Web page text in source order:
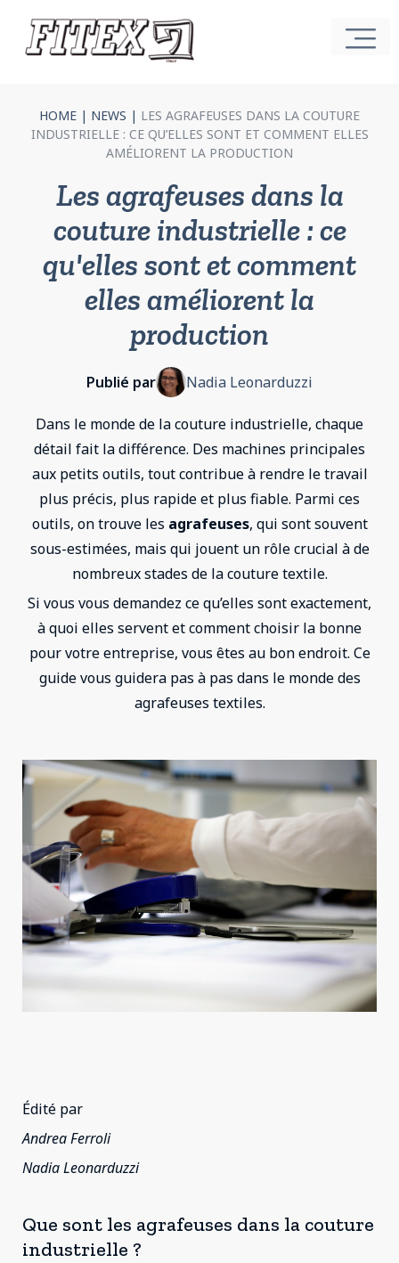
HOME | NEWS | LES AGRAFEUSES DANS LA COUTURE
INDUSTRIELLE : CE QU’ELLES SONT ET COMMENT ELLES
AMÉLIORENT LA PRODUCTION
Les agrafeuses dans la
couture industrielle : ce
qu'elles sont et comment
elles améliorent la
production
Publié par Nadia Leonarduzzi
Dans le monde de la couture industrielle, chaque
détail fait la différence. Des machines principales
aux petits outils, tout contribue à rendre le travail
plus précis, plus rapide et plus fiable. Parmi ces
outils, on trouve les agrafeuses, qui sont souvent
sous-estimées, mais qui jouent un rôle crucial à de
nombreux stades de la couture textile.
Si vous vous demandez ce qu’elles sont exactement,
à quoi elles servent et comment choisir la bonne
pour votre entreprise, vous êtes au bon endroit. Ce
guide vous guidera pas à pas dans le monde des
agrafeuses textiles.
Édité par
Andrea Ferroli
Nadia Leonarduzzi
Que sont les agrafeuses dans la couture
industrielle ?